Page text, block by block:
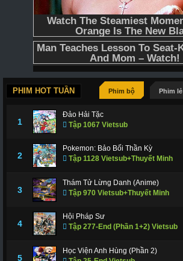
PHIM HOT TUẦN Phim bộ Phim lẻ
1
Đảo Hải Tặc
Tập 1067 Vietsub
2
Pokemon: Bảo Bối Thần Kỳ
Tập 1128 Vietsub+Thuyết Minh
3
Thám Tử Lừng Danh (Anime)
Tập 970 Vietsub+Thuyết Minh
4
Hội Pháp Sư
Tập 277-End (Phần 1+2) Vietsub
5
Học Viện Anh Hùng (Phần 2)